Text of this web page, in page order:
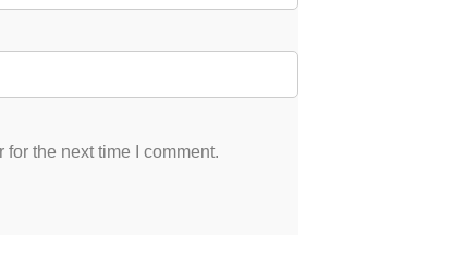
the next time I comment.